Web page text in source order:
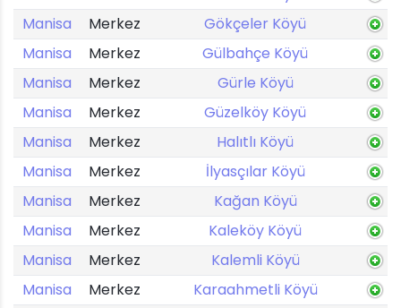
Manisa
Merkez
Gökçeler Köyü
Manisa
Merkez
Gülbahçe Köyü
Manisa
Merkez
Gürle Köyü
Manisa
Merkez
Güzelköy Köyü
Manisa
Merkez
Halıtlı Köyü
Manisa
Merkez
İlyasçılar Köyü
Manisa
Merkez
Kağan Köyü
Manisa
Merkez
Kaleköy Köyü
Manisa
Merkez
Kalemli Köyü
Manisa
Merkez
Karaahmetli Köyü